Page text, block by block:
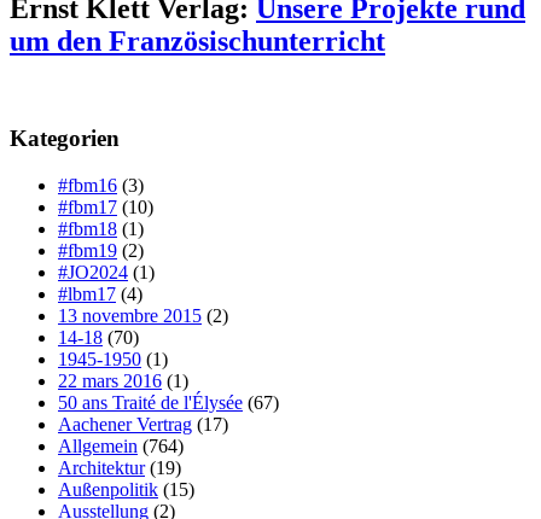
Ernst Klett Verlag: Unsere Projekte rund
um den Französischunterricht
Kategorien
#fbm16 (3)
#fbm17 (10)
#fbm18 (1)
#fbm19 (2)
#JO2024 (1)
#lbm17 (4)
13 novembre 2015 (2)
14-18 (70)
1945-1950 (1)
22 mars 2016 (1)
50 ans Traité de l'Élysée (67)
Aachener Vertrag (17)
Allgemein (764)
Architektur(19)
Außenpolitik (15)
Ausstellung (2)